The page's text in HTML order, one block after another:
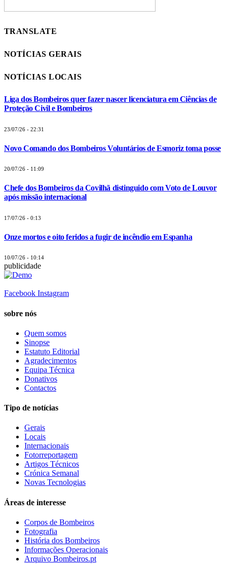
TRANSLATE
NOTÍCIAS GERAIS
NOTÍCIAS LOCAIS
Liga dos Bombeiros quer fazer nascer licenciatura em Ciências de
Proteção Civil e Bombeiros
23/07/26 - 22:31
Novo Comando dos Bombeiros Voluntários de Esmoriz toma posse
20/07/26 - 11:09
Chefe dos Bombeiros da Covilhã distinguido com Voto de Louvor
após missão internacional
17/07/26 - 0:13
Onze mortos e oito feridos a fugir de incêndio em Espanha
10/07/26 - 10:14
publicidade
Facebook Instagram
sobre nós
Quem somos
Sinopse
Estatuto Editorial
Agradecimentos
Equipa Técnica
Donativos
Contactos
Tipo de notícias
Gerais
Locais
Internacionais
Fotorreportagem
Artigos Técnicos
Crónica Semanal
Novas Tecnologias
Áreas de interesse
Corpos de Bombeiros
Fotografia
História dos Bombeiros
Informações Operacionais
Arquivo Bombeiros.pt